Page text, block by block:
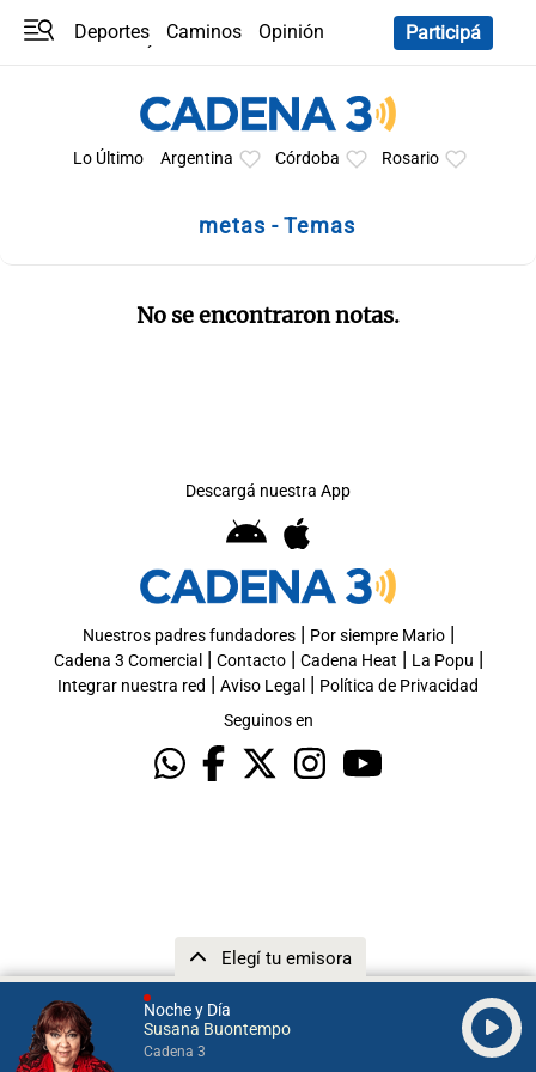
Noche y Día
Susana Buontempo
Cadena 3
Elegí tu emisora
Deportes Caminos
Opinión
Participá
Lo Último Argentina Córdoba Rosario
metas - Temas
No se encontraron notas.
Descargá nuestra App
Nuestros padres fundadores| Por siempre Mario|
Cadena 3 Comercial | Contacto| Cadena Heat | La Popu |
Integrar nuestra red | Aviso Legal | Política de Privacidad
Seguinos en